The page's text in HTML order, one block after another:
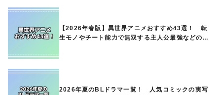
【2026年春版】異世界アニメおすすめ43選！ 転
生モノやチート能力で無双する主人公最強などの人
2026年夏のBLドラマ一覧！ 人気コミックの実写